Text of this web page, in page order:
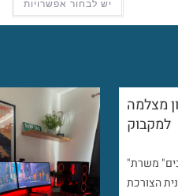
יש לבחור אפשרויות
מצלמה
למקבוק
"אתר המסכים" משרת
הצורכת